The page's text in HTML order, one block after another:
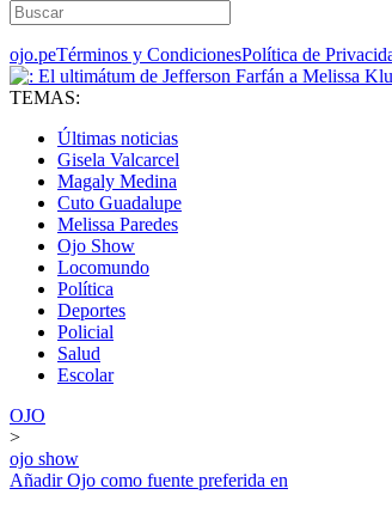
ojo.peTérminos y CondicionesPolítica de
TEMAS:
Últimas noticias
Gisela Valcarcel
Magaly Medina
Cuto Guadalupe
Melissa Paredes
Ojo Show
Locomundo
Política
Deportes
Policial
Salud
Escolar
OJO
>
ojo show
AñadirOjo como fuente preferida en